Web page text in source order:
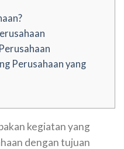
Perusahaan yang
kegiatan yang
dengan tujuan